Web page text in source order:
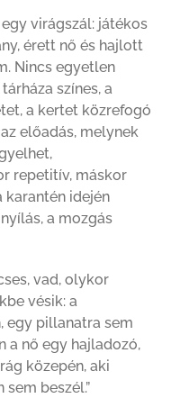
virágszál: játékos
érett nő és hajlott
Nincs egyetlen
színes, a
a kertet közrefogó
előadás, melynek
repetitív, máskor
idején
a mozgás
vad, olykor
vésik: a
egy pillanatra sem
a nő egy hajladozó,
közepén, aki
beszél.”